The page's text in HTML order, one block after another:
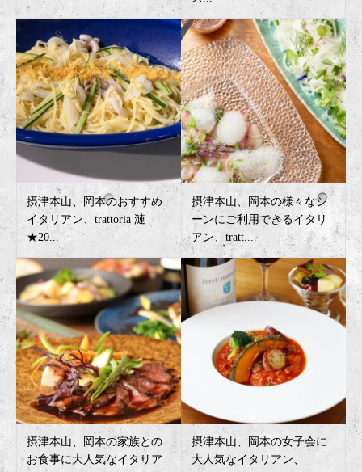
摂津本山、岡本のおすすめ
イタリアン、trattoria 漣
★20...
摂津本山、岡本の様々なシ
ーンにご利用できるイタリ
アン、tratt...
摂津本山、岡本の家族との
お食事に大人気なイタリア
摂津本山、岡本の女子会に
大人気なイタリアン、